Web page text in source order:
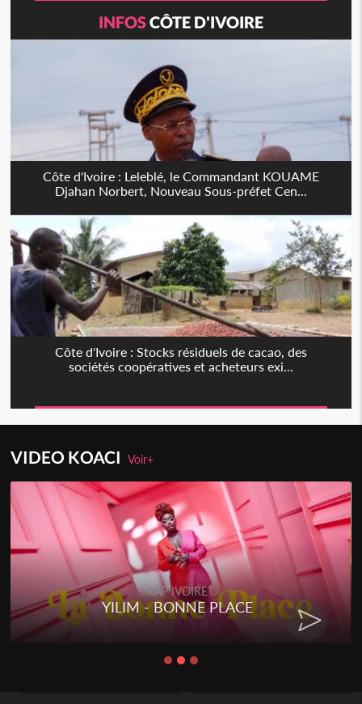
INFOSCÔTE D'IVOIRE
Côte d'Ivoire : Leleblé, le Commandant KOUAME
Djahan Norbert, Nouveau Sous-préfet Cen...
Côte d'Ivoire : Stocks résiduels de cacao, des
sociétés coopératives et acheteurs exi...
VIDEO KOACIVoir+
RAP IVOIRE
YILIM - BONNE PLACE